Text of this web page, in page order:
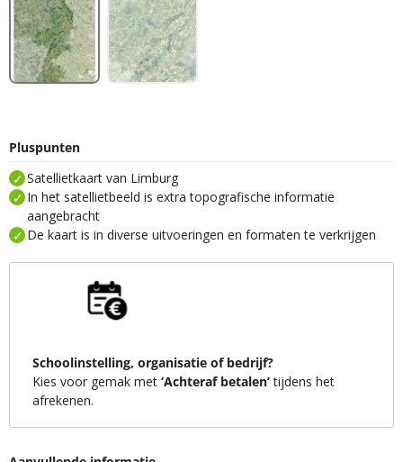
Pluspunten
Satellietkaart van Limburg
In het satellietbeeld is extra topografische informatie
aangebracht
De kaart is in diverse uitvoeringen en formaten te verkrijgen
Schoolinstelling, organisatie of bedrijf?
Kies voor gemak met ‘Achteraf betalen’tijdens het
afrekenen.